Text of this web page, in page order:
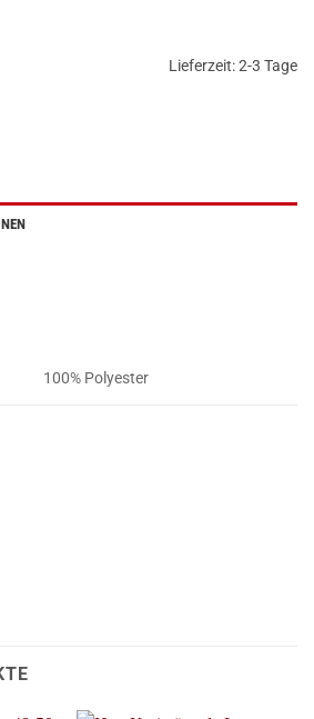
Lieferzeit:2-3 Tage
100% Polyester